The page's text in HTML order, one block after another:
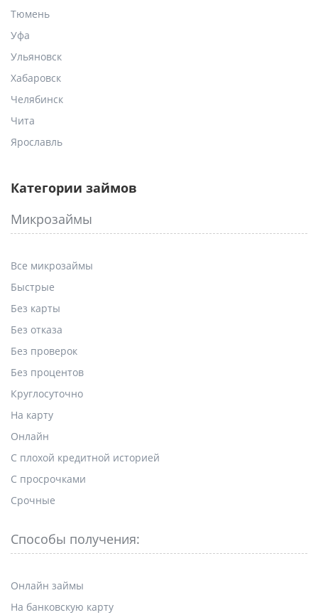
Тюмень
Уфа
Ульяновск
Хабаровск
Челябинск
Чита
Ярославль
Категории займов
Микрозаймы
Все микрозаймы
Быстрые
Без карты
Без отказа
Без проверок
Без процентов
Круглосуточно
На карту
Онлайн
С плохой кредитной историей
С просрочками
Срочные
Способы получения:
Онлайн займы
На банковскую карту